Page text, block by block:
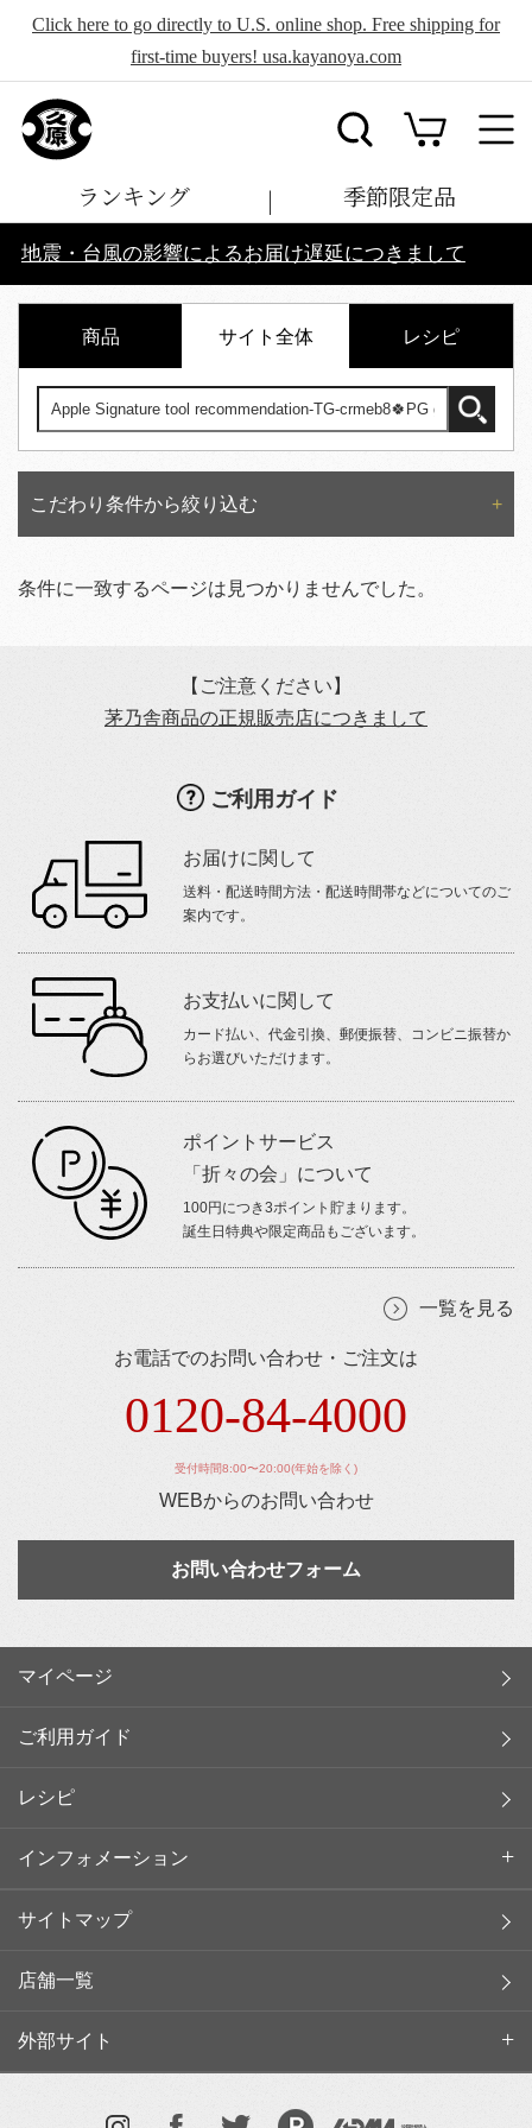
Click here to go directly to U.S. online shop. Free shipping for
first-time buyers! usa.kayanoya.com
ランキング 季節限定品
地震・台風の影響によるお届け遅延につきまして
商品 サイト全体 レシピ
こだわり条件から絞り込む
条件に一致するページは見つかりませんでした。
【ご注意ください】
茅乃舎商品の正規販売店につきまして
ご利用ガイド
お届けに関して
送料・配送時間方法・配送時間帯などについてのご
案内です。
お支払いに関して
カード払い、代金引換、郵便振替、コンビニ振替か
らお選びいただけます。
ポイントサービス
「折々の会」について
100円につき3ポイント貯まります。
誕生日特典や限定商品もございます。
一覧を見る
お電話でのお問い合わせ・ご注文は
0120-84-4000
受付時間8:00〜20:00(年始を除く)
WEBからのお問い合わせ
お問い合わせフォーム
マイページ
ご利用ガイド
レシピ
インフォメーション
サイトマップ
店舗一覧
外部サイト